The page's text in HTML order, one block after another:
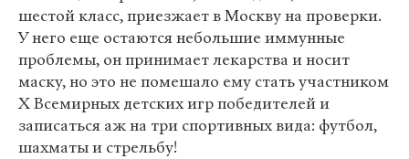
шестой класс, приезжает в Москву на проверки.
У него еще остаются небольшие иммунные
проблемы, он принимает лекарства и носит
маску, но это не помешало ему стать участником
X Всемирных детских игр победителей и
записаться аж на три спортивных вида: футбол,
шахматы и стрельбу!